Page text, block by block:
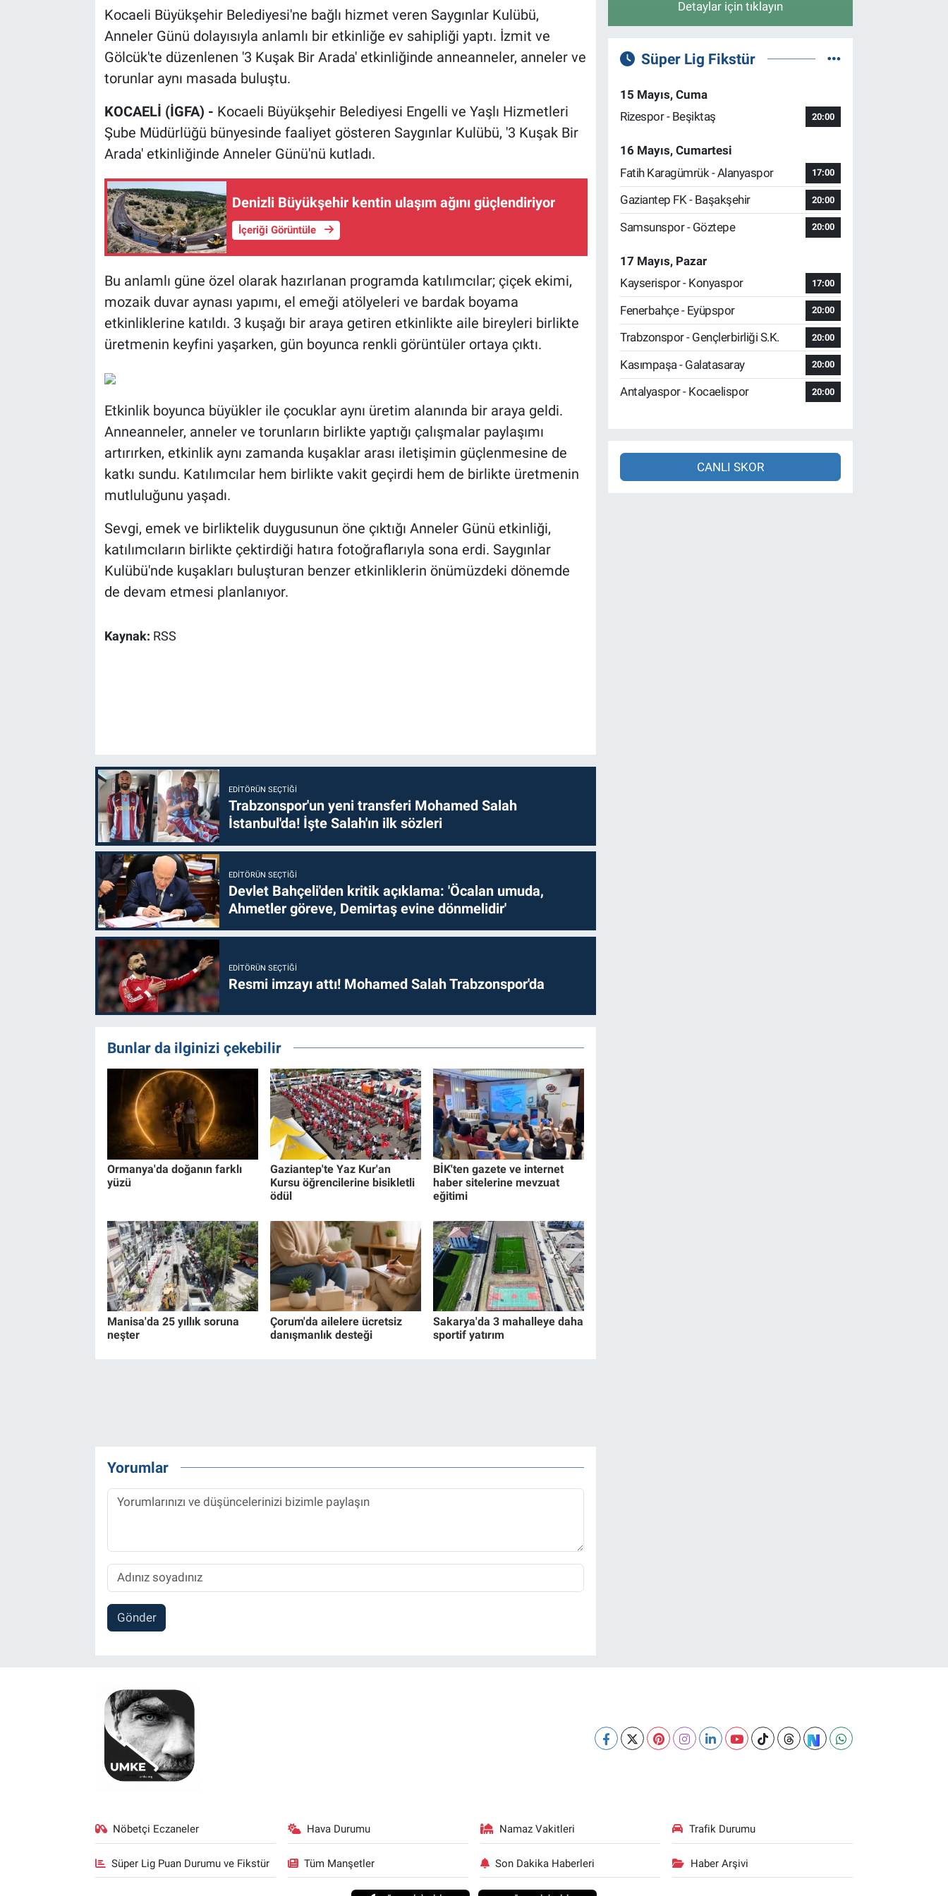
Kocaeli Büyükşehir Belediyesi'ne bağlı hizmet veren Saygınlar Kulübü,
Anneler Günü dolayısıyla anlamlı bir etkinliğe ev sahipliği yaptı. İzmit ve
Gölcük'te düzenlenen '3 Kuşak Bir Arada' etkinliğinde anneanneler, anneler ve
torunlar aynı masada buluştu.
KOCAELİ (İGFA) - Kocaeli Büyükşehir Belediyesi Engelli ve Yaşlı Hizmetleri
Şube Müdürlüğü bünyesinde faaliyet gösteren Saygınlar Kulübü, '3 Kuşak Bir
Arada' etkinliğinde Anneler Günü'nü kutladı.
Denizli Büyükşehir kentin ulaşım ağını güçlendiriyor
İçeriği Görüntüle
Bu anlamlı güne özel olarak hazırlanan programda katılımcılar; çiçek ekimi,
mozaik duvar aynası yapımı, el emeği atölyeleri ve bardak boyama
etkinliklerine katıldı. 3 kuşağı bir araya getiren etkinlikte aile bireyleri birlikte
üretmenin keyfini yaşarken, gün boyunca renkli görüntüler ortaya çıktı.
Etkinlik boyunca büyükler ile çocuklar aynı üretim alanında bir araya geldi.
Anneanneler, anneler ve torunların birlikte yaptığı çalışmalar paylaşımı
artırırken, etkinlik aynı zamanda kuşaklar arası iletişimin güçlenmesine de
katkı sundu. Katılımcılar hem birlikte vakit geçirdi hem de birlikte üretmenin
mutluluğunu yaşadı.
Sevgi, emek ve birliktelik duygusunun öne çıktığı Anneler Günü etkinliği,
katılımcıların birlikte çektirdiği hatıra fotoğraflarıyla sona erdi. Saygınlar
Kulübü'nde kuşakları buluşturan benzer etkinliklerin önümüzdeki dönemde
de devam etmesi planlanıyor.
Kaynak: RSS
EDITÖRÜN SEÇTIĞI
Trabzonspor'un yeni transferi Mohamed Salah
İstanbul'da! İşte Salah'ın ilk sözleri
EDITÖRÜN SEÇTIĞI
Devlet Bahçeli'den kritik açıklama: 'Öcalan umuda,
Ahmetler göreve, Demirtaş evine dönmelidir'
EDITÖRÜN SEÇTIĞI
Resmi imzayı attı! Mohamed Salah Trabzonspor'da
Bunlar da ilginizi çekebilir
Ormanya'da doğanın farklı
yüzü
Gaziantep'te Yaz Kur'an
Kursu öğrencilerine bisikletli
ödül
BİK'ten gazete ve internet
haber sitelerine mevzuat
eğitimi
Manisa'da 25 yıllık soruna
neşter
Çorum'da ailelere ücretsiz
danışmanlık desteği
Sakarya'da 3 mahalleye daha
sportif yatırım
Yorumlar
Gönder
Detaylar için tıklayın
Süper Lig Fikstür
15 Mayıs, Cuma
Rizespor - Beşiktaş
20:00
16 Mayıs, Cumartesi
Fatih Karagümrük - Alanyaspor
17:00
Gaziantep FK - Başakşehir 20:00
Samsunspor - Göztepe 20:00
17 Mayıs, Pazar
Kayserispor - Konyaspor
17:00
Fenerbahçe - Eyüpspor 20:00
Trabzonspor - Gençlerbirliği S.K. 20:00
Kasımpaşa - Galatasaray 20:00
Antalyaspor - Kocaelispor 20:00
CANLI SKOR
Nöbetçi Eczaneler Hava Durumu Namaz Vakitleri Trafik Durumu
Süper Lig Puan Durumu ve Fikstür Tüm Manşetler Son Dakika Haberleri Haber Arşivi